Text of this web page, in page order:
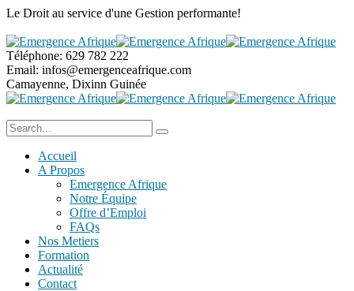
Le Droit au service d'une Gestion performante!
Téléphone: 629 782 222
Email: infos@emergenceafrique.com
Camayenne, Dixinn Guinée
Accueil
A Propos
Emergence Afrique
Notre Équipe
Offre d’Emploi
FAQs
Nos Metiers
Formation
Actualité
Contact